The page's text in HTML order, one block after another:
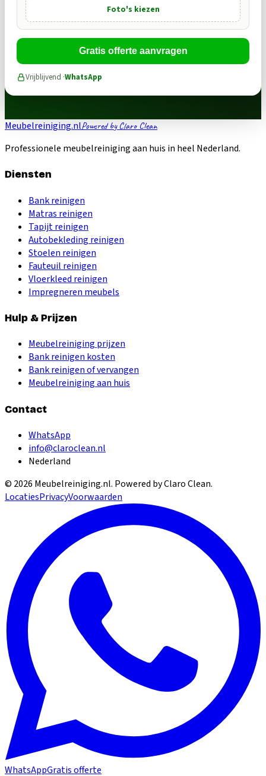
Foto's kiezen
Gratis offerte aanvragen
Vrijblijvend ·WhatsApp
Meubelreiniging.nlPowered by Claro Clean
Professionele meubelreiniging aan huis in heel Nederland.
Diensten
Bank reinigen
Matras reinigen
Tapijt reinigen
Autobekleding reinigen
Stoelen reinigen
Fauteuil reinigen
Vloerkleed reinigen
Impregneren meubels
Hulp & Prijzen
Meubelreiniging prijzen
Bank reinigen kosten
Bank reinigen of vervangen
Meubelreiniging aan huis
Contact
WhatsApp
info@claroclean.nl
Nederland
© 2026 Meubelreiniging.nl. Powered by Claro Clean.
LocatiesPrivacyVoorwaarden
WhatsAppGratis offerte